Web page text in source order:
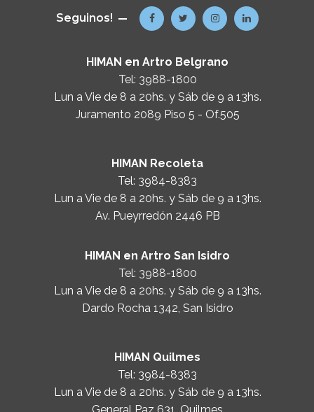
Seguinos!
HIMAN en Artro Belgrano
Tel: 3988-1800
Lun a Vie de 8 a 20hs. y Sáb de 9 a 13hs.
Juramento 2089 Piso 5 - Of.505
HIMAN Recoleta
Tel: 3984-8383
Lun a Vie de 8 a 20hs. y Sáb de 9 a 13hs.
Av. Pueyrredón 2446 PB
HIMAN en Artro San Isidro
Tel: 3988-1800
Lun a Vie de 8 a 20hs. y Sáb de 9 a 13hs.
Dardo Rocha 1342, San Isidro
HIMAN Quilmes
Tel: 3984-8383
Lun a Vie de 8 a 20hs. y Sáb de 9 a 13hs.